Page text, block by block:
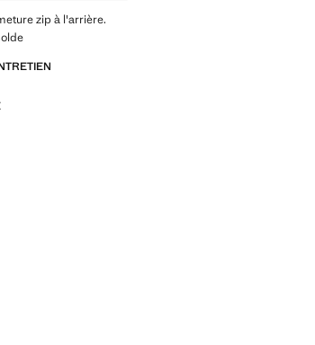
zip à l'arrière.